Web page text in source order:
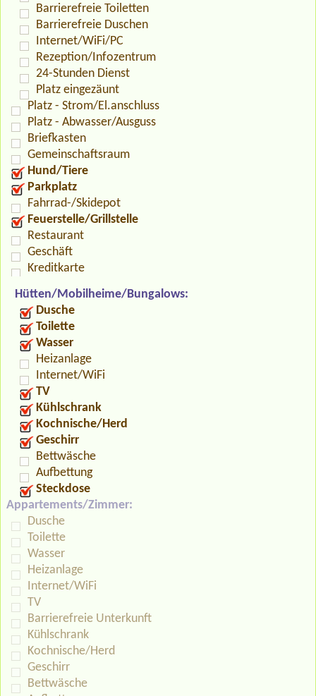
Barrierefreie Toiletten
Barrierefreie Duschen
Internet/WiFi/PC
Rezeption/Infozentrum
24-Stunden Dienst
Platz eingezäunt
Platz - Strom/El.anschluss
Platz - Abwasser/Ausguss
Briefkasten
Gemeinschaftsraum
Hund/Tiere
Parkplatz
Fahrrad-/Skidepot
Feuerstelle/Grillstelle
Restaurant
Geschäft
Kreditkarte
Hütten/Mobilheime/Bungalows:
Dusche
Toilette
Wasser
Heizanlage
Internet/WiFi
TV
Kühlschrank
Kochnische/Herd
Geschirr
Bettwäsche
Aufbettung
Steckdose
Appartements/Zimmer:
Dusche
Toilette
Wasser
Heizanlage
Internet/WiFi
TV
Barrierefreie Unterkunft
Kühlschrank
Kochnische/Herd
Geschirr
Bettwäsche